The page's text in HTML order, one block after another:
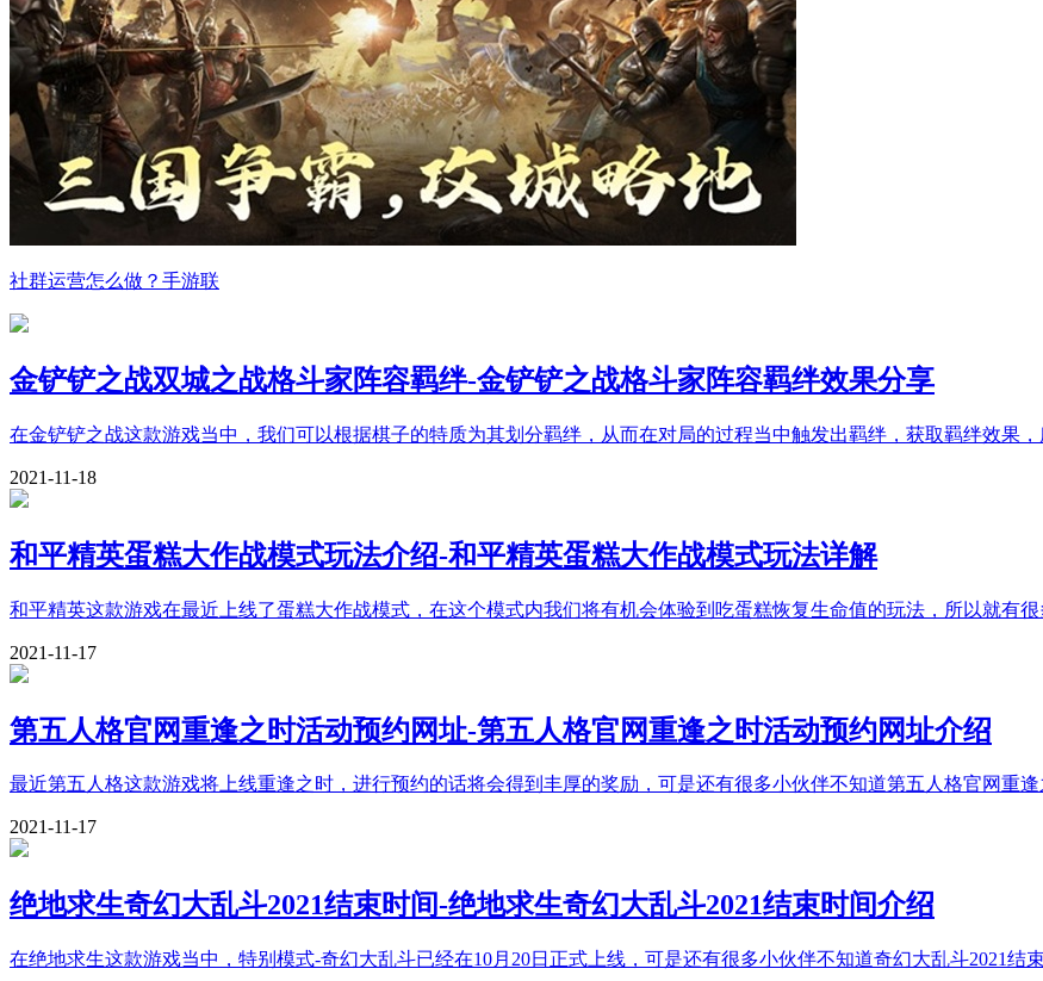
社群运营怎么做？手游联
金铲铲之战双城之战格斗家阵容羁绊-金铲铲之战格斗家阵容羁绊效果分享
在金铲铲之战这款游戏当中，我们可以根据棋子的特质为其划分羁绊，从而在对局的过程当中触发出羁绊，获取羁绊效果
2021-11-18
和平精英蛋糕大作战模式玩法介绍-和平精英蛋糕大作战模式玩法详解
和平精英这款游戏在最近上线了蛋糕大作战模式，在这个模式内我们将有机会体验到吃蛋糕恢复生命值的玩法，所以就有
2021-11-17
第五人格官网重逢之时活动预约网址-第五人格官网重逢之时活动预约网址介绍
最近第五人格这款游戏将上线重逢之时，进行预约的话将会得到丰厚的奖励，可是还有很多小伙伴不知道第五人格官网重
2021-11-17
绝地求生奇幻大乱斗2021结束时间-绝地求生奇幻大乱斗2021结束时间介绍
在绝地求生这款游戏当中，特别模式-奇幻大乱斗已经在10月20日正式上线，可是还有很多小伙伴不知道奇幻大乱斗2021结